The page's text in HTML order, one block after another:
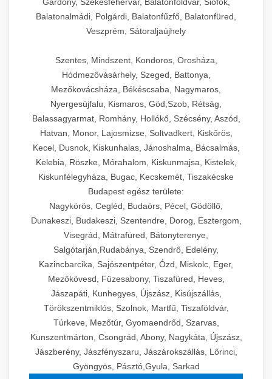
Balatonalmádi, Polgárdi, Balatonfűzfő, Balatonfüred,
Veszprém, Sátoraljaújhely
Szentes, Mindszent, Kondoros, Orosháza,
Hódmezővásárhely, Szeged, Battonya,
Mezőkovácsháza, Békéscsaba, Nagymaros,
Nyergesújfalu, Kismaros, Göd,Szob, Rétság,
Balassagyarmat, Romhány, Hollókő, Szécsény, Aszód,
Hatvan, Monor, Lajosmizse, Soltvadkert, Kiskőrös,
Kecel, Dusnok, Kiskunhalas, Jánoshalma, Bácsalmás,
Kelebia, Röszke, Mórahalom, Kiskunmajsa, Kistelek,
Kiskunfélegyháza, Bugac, Kecskemét, Tiszakécske
Budapest egész területe:
Nagykörös, Cegléd, Budaörs, Pécel, Gödöllő,
Dunakeszi, Budakeszi, Szentendre, Dorog, Esztergom,
Visegrád, Mátrafüred, Bátonyterenye,
Salgótarján,Rudabánya, Szendrő, Edelény,
Kazincbarcika, Sajószentpéter, Ózd, Miskolc, Eger,
Mezőkövesd, Füzesabony, Tiszafüred, Heves,
Jászapáti, Kunhegyes, Újszász, Kisújszállás,
Törökszentmiklós, Szolnok, Martfű, Tiszaföldvár,
Túrkeve, Mezőtúr, Gyomaendrőd, Szarvas,
Kunszentmárton, Csongrád, Abony, Nagykáta, Újszász,
Jászberény, Jászfényszaru, Jászárokszállás, Lőrinci,
Gyöngyös, Pásztó,Gyula, Sarkad